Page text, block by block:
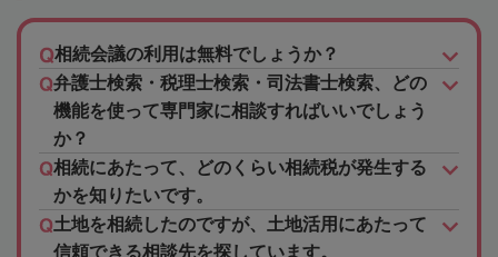
相続会議の利用は無料でしょうか？
弁護士検索・税理士検索・司法書士検索、どの
機能を使って専門家に相談すればいいでしょう
か？
相続にあたって、どのくらい相続税が発生する
かを知りたいです。
土地を相続したのですが、土地活用にあたって
信頼できる相談先を探しています。